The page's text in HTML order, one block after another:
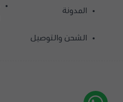
المدونة
الشحن والتوصيل